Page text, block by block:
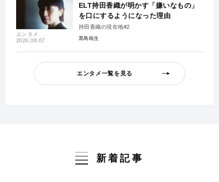
エンタメ
2026.08.07
ELT持田香織が明かす「嫌いなもの」
を口にするようになった理由
持田香織の現在地#2
黒島暁生
エンタメ一覧を見る
新着記事